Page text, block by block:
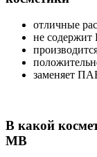
отличные
не
заменяет
В какой
MB